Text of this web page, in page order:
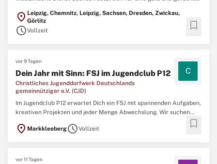
geht nicht – und wir übernehmen sie gerne. Für unseren
Fachbereich Pflege Qualitätsprüfung suchen wir in der Region
Leipzig ...
location_on Leipzig, Chemnitz, Leipzig, Sachsen, Dresden, Zwickau,
Görlitz
scheduleVollzeit bookmark
vor 9 Tagen
Dein Jahr mit Sinn: FSJ im Jugendclub P12
Christliches Jugenddorfwerk Deutschlands
gemeinnütziger e.V. (CJD)
C
Im Jugendclub P12 erwartet Dich ein FSJ mit spannenden Aufgaben,
kreativen Projekten und jeder Menge Abwechslung. Wir suchen
Jugendliche zu begleiten und den Cluballtag mit eigenen Ideen
location_on MarkkleebergscheduleVollzeit bookmark
vor 11 Tagen